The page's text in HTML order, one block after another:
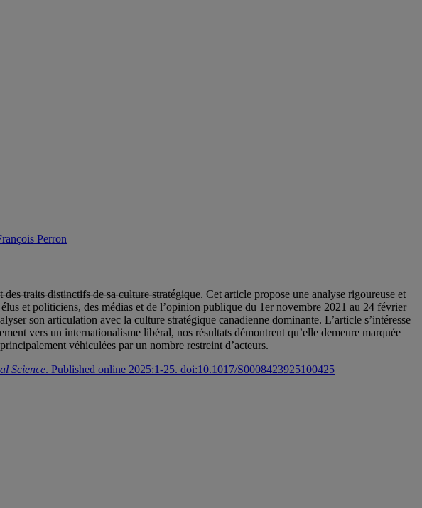
Perron
traits distinctifs de sa culture stratégique. Cet article propose une analyse rigoureuse et
et politiciens, des médias et de l’opinion publique du 1er novembre 2021 au 24 février
son articulation avec la culture stratégique canadienne dominante. L’article s’intéresse
vers un internationalisme libéral, nos résultats démontrent qu’elle demeure marquée
véhiculées par un nombre restreint d’acteurs.
Science. Published online 2025:1-25. doi:10.1017/S0008423925100425